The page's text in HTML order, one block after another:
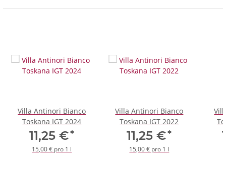
Villa Antinori Bianco
Toskana IGT 2024
11,25 €*
15,00 € pro 1 l
Villa Antinori Bianco
Toskana IGT 2022
11,25 €*
15,00 € pro 1 l